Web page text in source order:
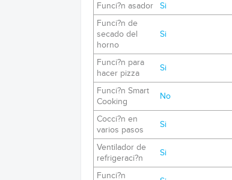
Funci?n asador
Si
Funci?n de
secado del
horno
Si
Funci?n para
hacer pizza
Si
Funci?n Smart
Cooking
No
Cocci?n en
varios pasos
Si
Ventilador de
refrigeraci?n
Si
Funci?n